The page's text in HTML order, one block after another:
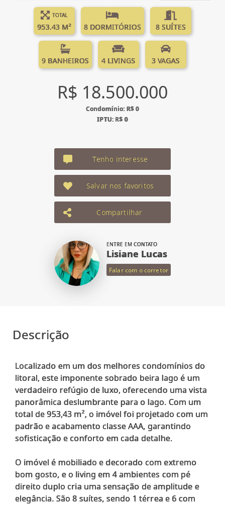
TOTAL
953.43 M² 8 DORMITÓRIOS 8 SUÍTES
9 BANHEIROS 4 LIVINGS 3 VAGAS
R$ 18.500.000
Condomínio: R$ 0
IPTU: R$ 0
Tenho interesse
Salvar nos favoritos
Compartilhar
ENTRE EM CONTATO
Lisiane Lucas
Falar com o corretor
Descrição
Localizado em um dos melhores condomínios do
litoral, este imponente sobrado beira lago é um
verdadeiro refúgio de luxo, oferecendo uma vista
panorâmica deslumbrante para o lago. Com um
total de 953,43 m², o imóvel foi projetado com um
padrão e acabamento classe AAA, garantindo
sofisticação e conforto em cada detalhe.
O imóvel é mobiliado e decorado com extremo
bom gosto, e o living em 4 ambientes com pé
direito duplo cria uma sensação de amplitude e
elegância. São 8 suítes, sendo 1 térrea e 6 com